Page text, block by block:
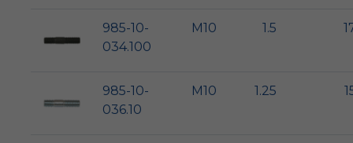
985-10-
034.100
M10 1.5
985-10-
036.10
M10 1.25